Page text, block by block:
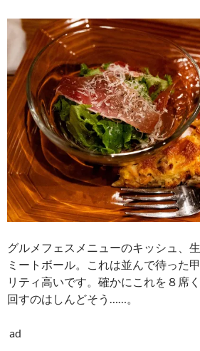
グルメフェスメニューのキッシュ、
ミートボール。これは並んで待った
リティ高いです。確かにこれを８席
回すのはしんどそう……。
ad